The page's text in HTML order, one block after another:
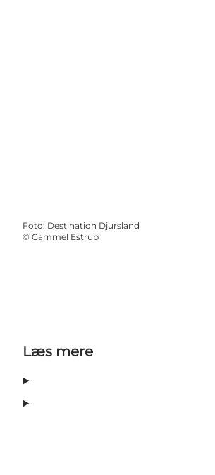
Foto: Destination Djursland
© Gammel Estrup
Læs mere